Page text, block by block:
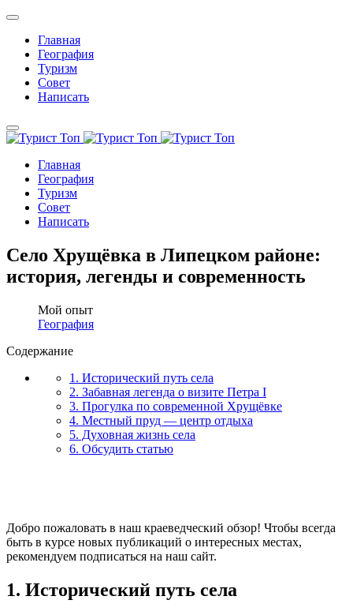
Главная
География
Туризм
Совет
Написать
Главная
География
Туризм
Совет
Написать
Село Хрущёвка в Липецком районе:
история, легенды и современность
Мой опыт
География
Содержание
1. Исторический путь села
2. Забавная легенда о визите Петра I
3. Прогулка по современной Хрущёвке
4. Местный пруд — центр отдыха
5. Духовная жизнь села
6. Обсудить статью
Добро пожаловать в наш краеведческий обзор! Чтобы всегда
быть в курсе новых публикаций о интересных местах,
рекомендуем подписаться на наш сайт.
1. Исторический путь села